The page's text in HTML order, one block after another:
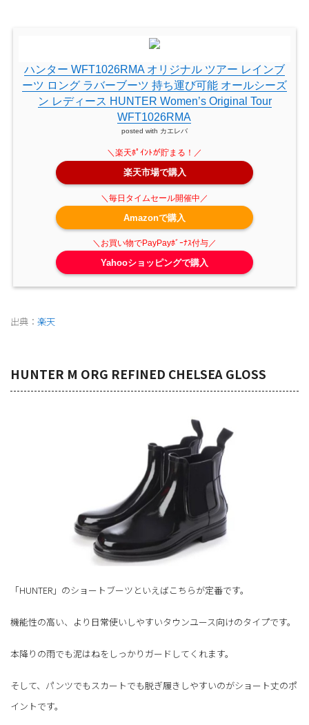
ハンター WFT1026RMA オリジナル ツアー レインブ
ーツ ロング ラバーブーツ 持ち運び可能 オールシーズ
ン レディース HUNTER Women’s Original Tour
WFT1026RMA
posted with カエレバ
楽天市場で購入
Amazonで購入
Yahooショッピングで購入
出典： 楽天
HUNTER M ORG REFINED CHELSEA GLOSS
「HUNTER」のショートブーツといえばこちらが定番です。
機能性の高い、より日常使いしやすいタウンユース向けのタイプです。
本降りの雨でも泥はねをしっかりガードしてくれます。
そして、パンツでもスカートでも脱ぎ履きしやすいのがショート丈のポ
イントです。